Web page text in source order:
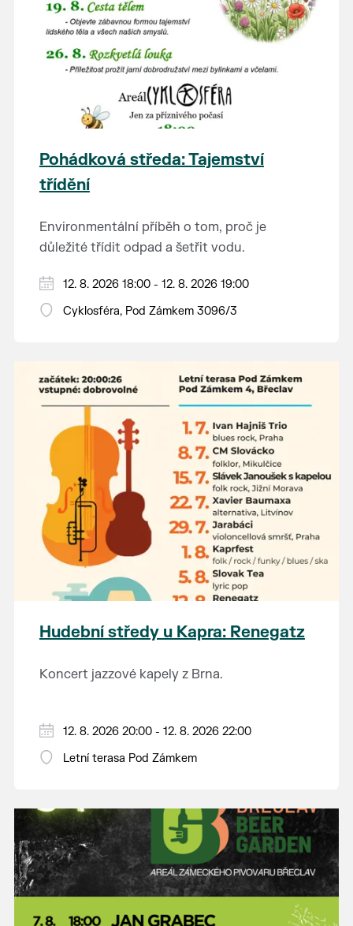
Pohádková středa: Tajemství
třídění
Environmentální příběh o tom, proč je
důležité třídit odpad a šetřit vodu.
Hraje se jen za příznivého počasí.
Vstupné dobrovolné.
12. 8. 2026 18:00 - 12. 8. 2026 19:00
Cyklosféra, Pod Zámkem 3096/3
Hudební středy u Kapra: Renegatz
Koncert jazzové kapely z Brna.
12. 8. 2026 20:00 - 12. 8. 2026 22:00
Letní terasa Pod Zámkem